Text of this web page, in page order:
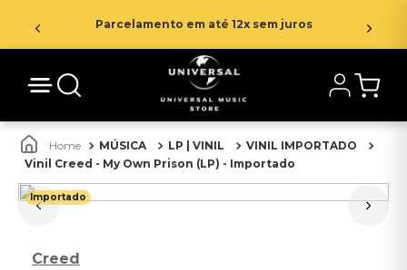
Parcelamento em até 12x sem juros
MÚSICA LP | VINIL
VINIL IMPORTADO
Vinil Creed - My Own Prison (LP) - Importado
Importado
Creed